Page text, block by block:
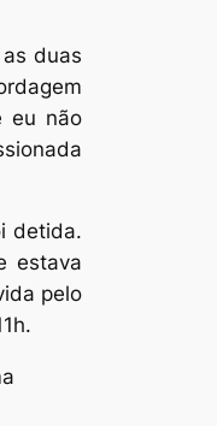
duas
eu não
detida.
estava
pelo